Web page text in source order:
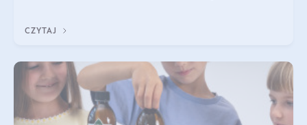
CZYTAJ